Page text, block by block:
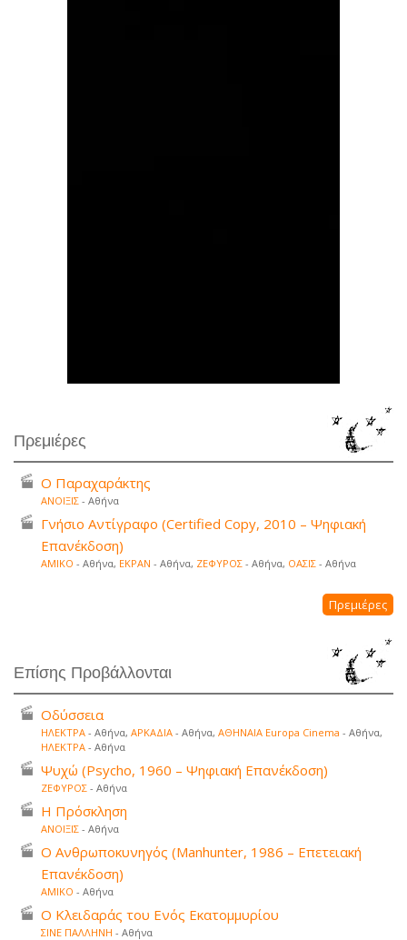
Πρεμιέρες
Ο Παραχαράκτης
ΑΝΟΙΞΙΣ - Αθήνα
Γνήσιο Αντίγραφο (Certified Copy, 2010 – Ψηφιακή
Επανέκδοση)
ΑΜΙΚΟ - Αθήνα, ΕΚΡΑΝ - Αθήνα, ΖΕΦΥΡΟΣ - Αθήνα, ΟΑΣΙΣ - Αθήνα
Πρεμιέρες
Επίσης Προβάλλονται
Οδύσσεια
ΗΛΕΚΤΡΑ - Αθήνα, ΑΡΚΑΔΙΑ - Αθήνα, ΑΘΗΝΑΙΑ Europa Cinema - Αθήνα,
ΗΛΕΚΤΡΑ - Αθήνα
Ψυχώ (Psycho, 1960 – Ψηφιακή Επανέκδοση)
ΖΕΦΥΡΟΣ - Αθήνα
Η Πρόσκληση
ΑΝΟΙΞΙΣ - Αθήνα
Ο Ανθρωποκυνηγός (Manhunter, 1986 – Επετειακή
Επανέκδοση)
ΑΜΙΚΟ - Αθήνα
Ο Κλειδαράς του Ενός Εκατομμυρίου
ΣΙΝΕ ΠΑΛΛΗΝΗ - Αθήνα